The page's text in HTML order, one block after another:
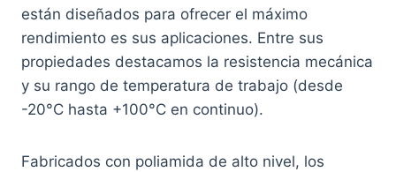
están diseñados para ofrecer el máximo
rendimiento es sus aplicaciones. Entre sus
propiedades destacamos la resistencia mecánica
y su rango de temperatura de trabajo (desde
-20°C hasta +100°C en continuo).
Fabricados con poliamida de alto nivel, los